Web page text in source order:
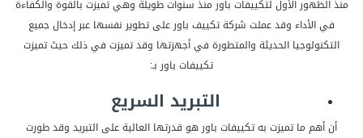
منذ الظهور الأول لتكييفات باور منذ سنوات طويلة وهي تميزت بالقوة والكفاءة
في الأداء وقد عملت شركة تكييف باور على تطوير نفسها عبر إدخال جميع
التكنولوجيا الحديثة والمتطورة في أجهزتها وقد تميزت في ذلك حيث تميزت
تكييفات باور بـ:
التبريد السريع
أن أهم ما تميزت به تكييفات باور هو قدرتها العالية على التبريد وقد طورت